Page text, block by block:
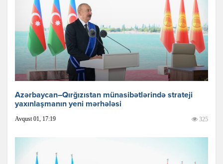
Azərbaycan–Qırğızıstan münasibətlərində strateji
yaxınlaşmanın yeni mərhələsi
Avqust 01, 17:19 325